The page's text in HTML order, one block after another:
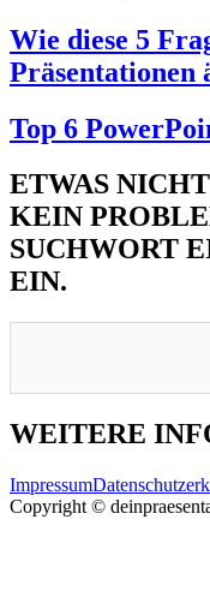
Wie diese 5
Präsentationen
Top 6
ETWAS
KEIN
SUCHWORT
EIN.
WEITERE
Impressum
Copyright ©